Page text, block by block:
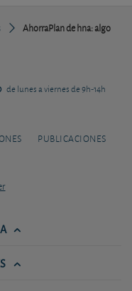
AhorraPlan de hna: algo
de lunes a viernes de 9h-14h
PUBLICACIONES